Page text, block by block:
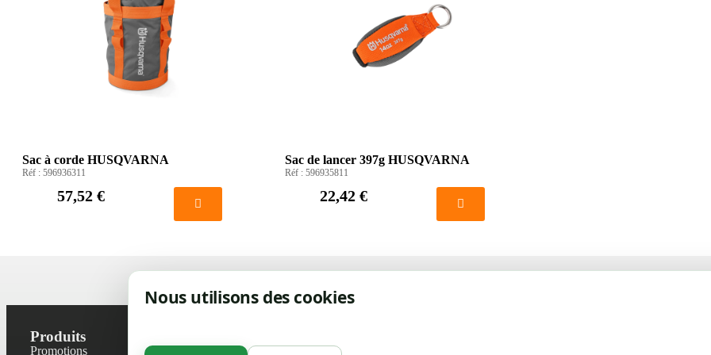
Nous utilisons des cookies
Sac à corde HUSQVARNA
Réf : 596936311
57,52 €
Sac de lancer 397g HUSQVARNA
Réf : 596935811
22,42 €
Produits
Promotions Contactez-nous